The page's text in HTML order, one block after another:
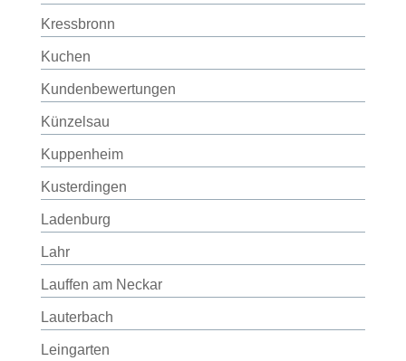
Kressbronn
Kuchen
Kundenbewertungen
Künzelsau
Kuppenheim
Kusterdingen
Ladenburg
Lahr
Lauffen am Neckar
Lauterbach
Leingarten